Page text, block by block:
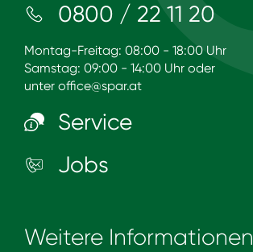
0800 / 22 11 20
Montag-Freitag: 08:00 - 18:00 Uhr
Samstag: 09:00 - 14:00 Uhr oder
unter office@spar.at
Service
Jobs
Weitere Informationen